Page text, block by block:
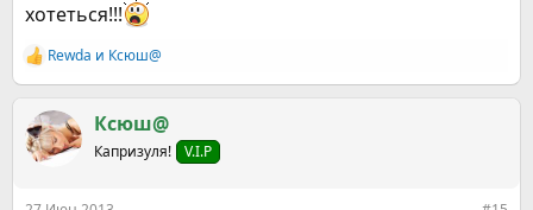
хотеться!!!
Р
е
к
ц
и
Rewda и Ксюш@
Ксюш@
Капризуля! V.I.P